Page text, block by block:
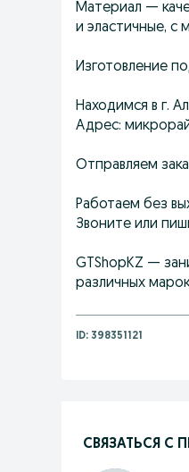
Материал —
и эластичные, с
Изготовление
Находимся в г.
Адрес:
Отправляем
Работаем без
Звоните или
GTShopKZ —
различных
ID: 398351121
СВЯЗАТЬСЯ С